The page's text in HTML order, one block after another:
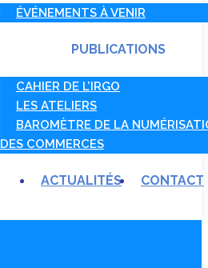
ÉVÉNEMENTS À VENIR
PUBLICATIONS
CAHIER DE L’IRGO
LES ATELIERS
BAROMÈTRE DE LA
DES COMMERCES
ACTUALITÉS CONTACT